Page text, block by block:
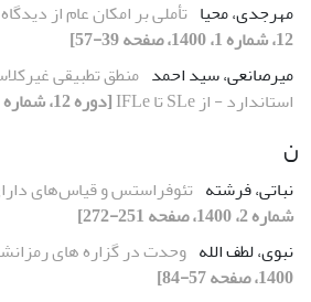
مهرجدی، محیا تأملی بر امکان عام از
12، شماره 1، 1400، صفحه 39-57]
میرصانعی، سید احمد
استاندارد - از SLe تا IFLe
[دوره 12، شماره 1، 1400، صفحه 1-24]
ن
نباتی، فرشته تئوفراستس و قیاس‌های
شماره 2، 1400، صفحه 251-272]
نبوی، لطف الله وحدت در گزاره های
1400، صفحه 57-84]